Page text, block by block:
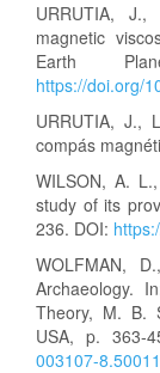
URRUTIA,
magnetic
Earth
https://doi.org/
URRUTIA, J.,
compás
WILSON, A.
study of its
236. DOI:
WOLFMAN,
Archaeology.
Theory, M. B.
USA, p. 363-
003107-